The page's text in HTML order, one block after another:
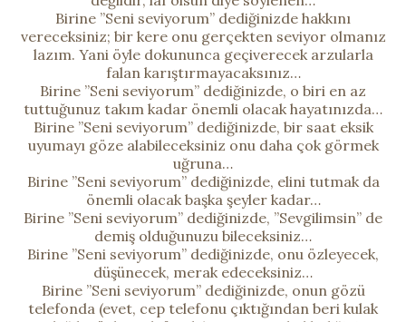
Birine ”Seni seviyorum” dediğinizde hakkını
vereceksiniz; bir kere onu gerçekten seviyor olmanız
lazım. Yani öyle dokununca geçiverecek arzularla
falan karıştırmayacaksınız…
Birine ”Seni seviyorum” dediğinizde, o biri en az
tuttuğunuz takım kadar önemli olacak hayatınızda…
Birine ”Seni seviyorum” dediğinizde, bir saat eksik
uyumayı göze alabileceksiniz onu daha çok görmek
uğruna…
Birine ”Seni seviyorum” dediğinizde, elini tutmak da
önemli olacak başka şeyler kadar…
Birine ”Seni seviyorum” dediğinizde, ”Sevgilimsin” de
demiş olduğunuzu bileceksiniz…
Birine ”Seni seviyorum” dediğinizde, onu özleyecek,
düşünecek, merak edeceksiniz…
Birine ”Seni seviyorum” dediğinizde, onun gözü
telefonda (evet, cep telefonu çıktığından beri kulak